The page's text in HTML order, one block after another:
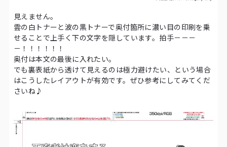
見えません。
雲の白トナーと波の黒トナーで奥付箇所に濃い目の印刷を乗
せることで上手く下の文字を隠しています。拍手－－－
－！！！！！！
奥付は本文の最後に入れたい。
でも裏表紙から透けて見えるのは極力避けたい、という場合
はこうしたレイアウトが有効です。ぜひ参考にしてみてくだ
さいね♪